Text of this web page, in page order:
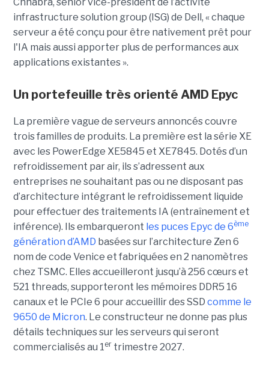
infrastructure solution group (ISG) de Dell, « chaque
serveur a été conçu pour être nativement prêt pour
l'IA mais aussi apporter plus de performances aux
applications existantes ».
Un portefeuille très orienté AMD Epyc
La première vague de serveurs annoncés couvre
trois familles de produits. La première est la série XE
avec les PowerEdge XE5845 et XE7845. Dotés d’un
refroidissement par air, ils s’adressent aux
entreprises ne souhaitant pas ou ne disposant pas
d’architecture intégrant le refroidissement liquide
pour effectuer des traitements IA (entraînement et
inférence). Ils embarqueront les puces Epyc de 6ème
génération d’AMD basées sur l’architecture Zen 6
nom de code Venice et fabriquées en 2 nanomètres
chez TSMC. Elles accueilleront jusqu’à 256 cœurs et
521 threads, supporteront les mémoires DDR5 16
canaux et le PCIe 6 pour accueillir des SSD comme le
9650 de Micron. Le constructeur ne donne pas plus
détails techniques sur les serveurs qui seront
commercialisés au 1ertrimestre 2027.